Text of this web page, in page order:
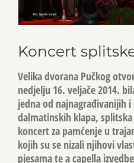
Koncert
Velika dvorana Pučkog
nedjelju 16. veljače 2014.
jedna od najnagrađivanijih
dalmatinskih klapa,
koncert za pamćenje u
kojih su se nizali njihovi
pjesama te a capella